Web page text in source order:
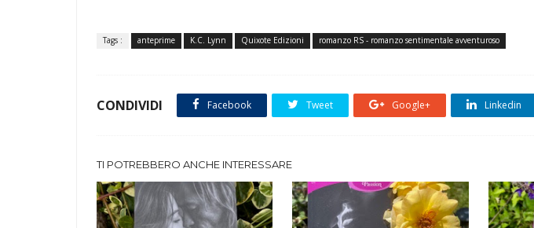
Tags : anteprime K.C. Lynn Quixote Edizioni romanzo RS - romanzo sentimentale avventuroso
CONDIVIDI Facebook Tweet Google+ Linkedin
TI POTREBBERO ANCHE INTERESSARE